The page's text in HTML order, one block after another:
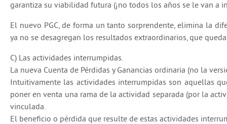
garantiza su viabilidad futura (¡no todos los años se le van a
El nuevo PGC, de forma un tanto sorprendente, elimina la
ya no se desagregan los resultados extraordinarios, que
C) Las actividades interrumpidas.
La nueva Cuenta de Pérdidas y Ganancias ordinaria (no la
Intuitivamente las actividades interrumpidas son aquellas
poner en venta una rama de la actividad separada (por la
vinculada.
El beneficio o pérdida que resulte de estas actividades